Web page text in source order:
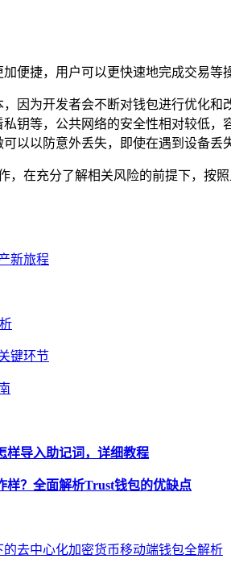
便捷，用户可以更快速地完成交易
因为开发者会不断对钱包进行优化
钥等，公共网络的安全性相对较低
以以防意外丢失，即使在遇到设备丢
，在充分了解相关风险的前提下，按
新旅程
键环节
样导入助记词，详细教程
样？全面解析Trust钱包的优缺点